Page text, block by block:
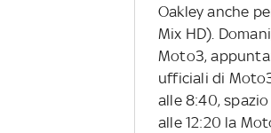
Oakley anche
Mix HD).
Moto3,
ufficiali di
alle 8:40,
alle 12:20 la